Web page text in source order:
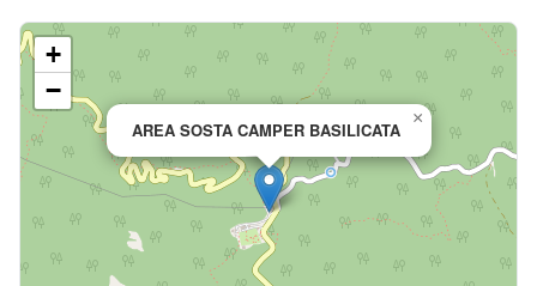
AREA SOSTA CAMPER BASILICATA
×
+
−